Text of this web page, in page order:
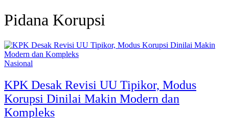
Pidana Korupsi
Nasional
KPK Desak Revisi UU Tipikor, Modus
Korupsi Dinilai Makin Modern dan
Kompleks